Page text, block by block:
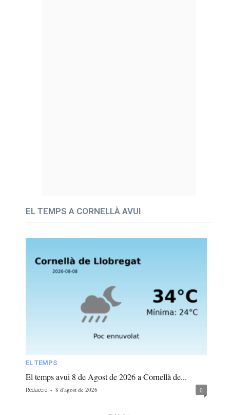
EL TEMPS A CORNELLÀ AVUI
EL TEMPS
El temps avui 8 de Agost de 2026 a Cornellà de...
Redacció - 8 d'agost de 2026 0